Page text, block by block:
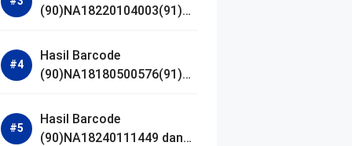
(90)NA18220104003(91)25
Hasil Barcode
(90)NA18180500576(91)21
Hasil Barcode
(90)NA18240111449 dan